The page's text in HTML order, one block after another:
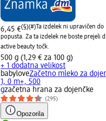
6,45 €(§)(#)Ta izdelek ni upravičen do
popusta. Za ta izdelek ne boste prejeli
active beauty točk.
500 g (1,29 € za 100 g)
+ 1 dodatna velikost
babyloveZačetno mleko za
1, 0 m+, 500
gzačetna hrana za dojenčke
(295)
Opozorila